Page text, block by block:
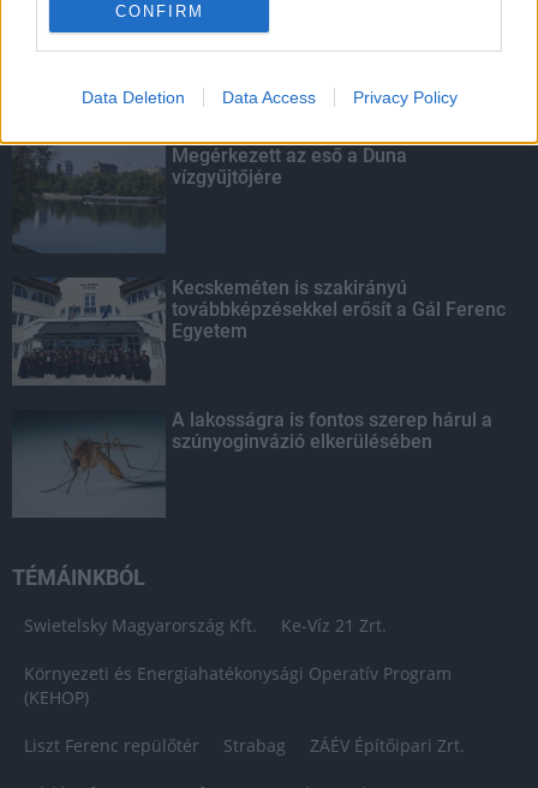
CONFIRM
Data Deletion Data Access Privacy Policy
KIEMELT
Megérkezett az eső a Duna
vízgyűjtőjére
Kecskeméten is szakirányú
továbbképzésekkel erősít a Gál Ferenc
Egyetem
A lakosságra is fontos szerep hárul a
szúnyoginvázió elkerülésében
TÉMÁINKBÓL
Swietelsky Magyarország Kft. Ke-Víz 21 Zrt.
Környezeti és Energiahatékonysági Operatív Program
(KEHOP)
Liszt Ferenc repülőtér Strabag ZÁÉV Építőipari Zrt.